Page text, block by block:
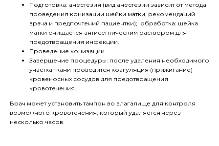
Подготовка: анестезия (вид анестезии зависит от метода
проведения конизации шейки матки, рекомендаций
врача и предпочтений пациентки); обработка: шейка
матки очищается антисептическим раствором для
предотвращения инфекции.
Проведение конизации.
Завершение процедуры: после удаления необходимого
участка ткани проводится коагуляция (прижигание)
кровеносных сосудов для предотвращения
кровотечения.
Врач может установить тампон во влагалище для контроля
возможного кровотечения, который удаляется через
несколько часов.